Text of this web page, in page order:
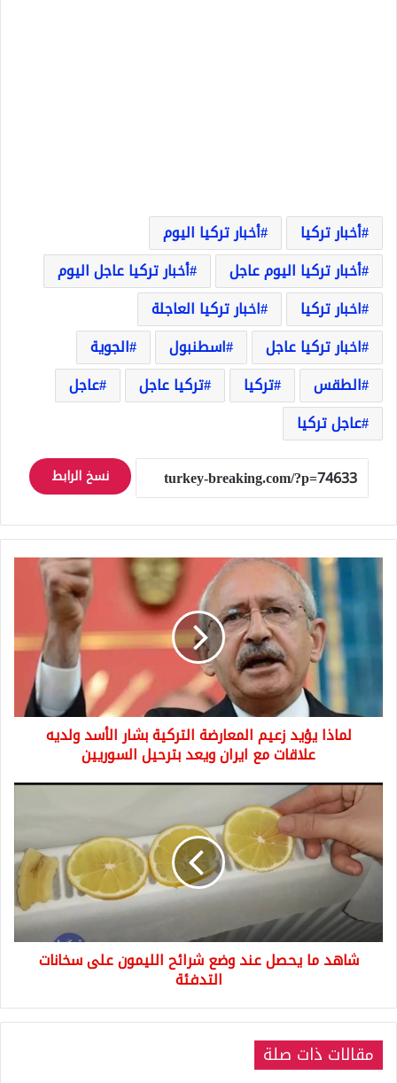
أخبار تركيا
أخبار تركيا اليوم
أخبار تركيا اليوم عاجل
أخبار تركيا عاجل اليوم
اخبار تركيا
اخبار تركيا العاجلة
اخبار تركيا عاجل
اسطنبول
الجوية
الطقس
تركيا تركيا عاجل
عاجل
عاجل تركيا
نسخ الرابط
لماذا
يؤيد
المعارضة
بشار
ولديه
علاقات
بترحيل
السوريين
لماذا يؤيد زعيم المعارضة التركية بشار الأسد ولديه
علاقات مع ايران ويعد بترحيل السوريين
شاهد
عند
وضع
الليمون
على
سخانات
التدفئةشاهد ما يحصل عند وضع شرائح الليمون على سخانات
التدفئة
مقالات ذات صلة